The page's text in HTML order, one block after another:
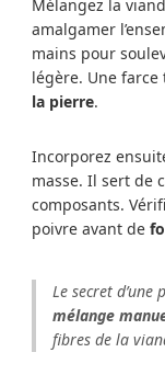
Mélangez la
amalgamer
mains pour
légère. Une
la pierre.
Incorporez
masse. Il sert de
composants.
poivre avant de
Le secret
mélange
fibres de la